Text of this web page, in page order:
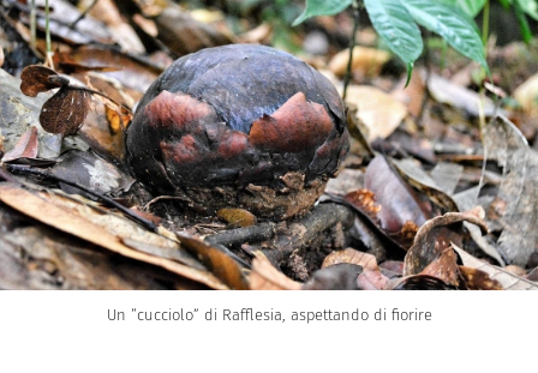
Un “cucciolo” di Rafflesia, aspettando di fiorire